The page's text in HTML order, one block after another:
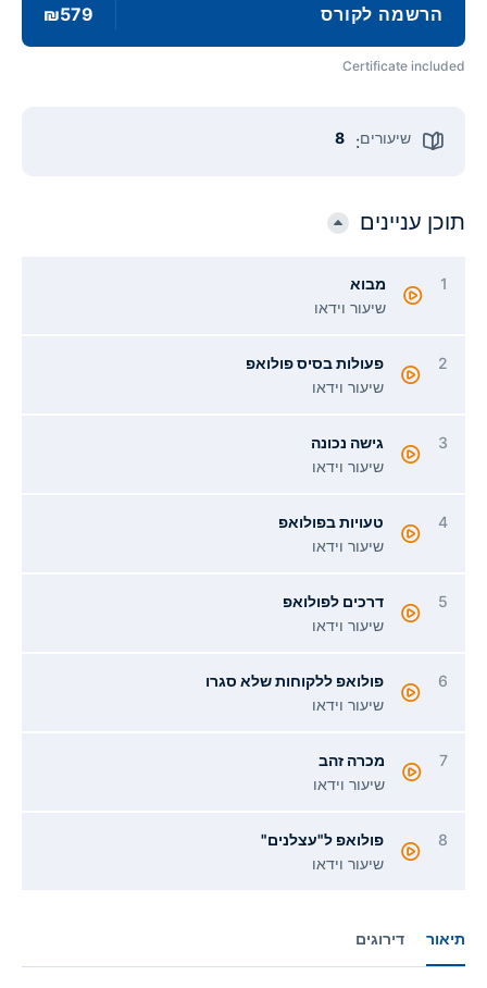
שיעורים:
8
תיאור דירוגים
הרשמה לקורס ₪579
Certificate included
תוכן עניינים
1
מבוא
שיעור וידאו
2
פעולות בסיס פולואפ
שיעור וידאו
3
גישה נכונה
שיעור וידאו
4
טעויות בפולואפ
שיעור וידאו
5
דרכים לפולואפ
שיעור וידאו
6
פולואפ ללקוחות שלא סגרו
שיעור וידאו
7
מכרה זהב
שיעור וידאו
8
פולואפ ל"עצלנים"
שיעור וידאו